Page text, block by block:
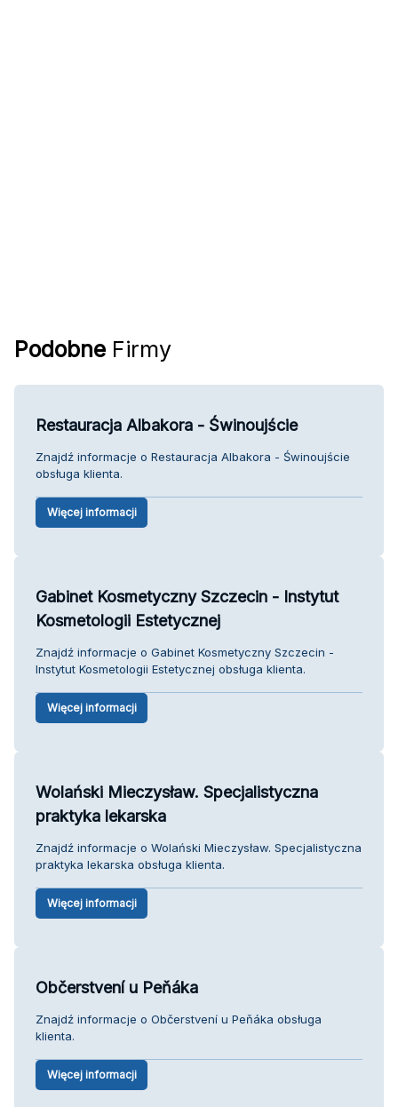
Podobne Firmy
Restauracja Albakora - Świnoujście
Znajdź informacje o Restauracja Albakora - Świnoujście
obsługa klienta.
Więcej informacji
Gabinet Kosmetyczny Szczecin - Instytut
Kosmetologii Estetycznej
Znajdź informacje o Gabinet Kosmetyczny Szczecin -
Instytut Kosmetologii Estetycznej obsługa klienta.
Więcej informacji
Wolański Mieczysław. Specjalistyczna
praktyka lekarska
Znajdź informacje o Wolański Mieczysław. Specjalistyczna
praktyka lekarska obsługa klienta.
Więcej informacji
Občerstvení u Peňáka
Znajdź informacje o Občerstvení u Peňáka obsługa
klienta.
Więcej informacji